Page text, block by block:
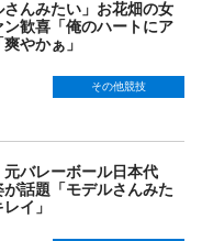
さんみたい」お花畑の女
歓喜「俺のハートにア
やかぁ」
その他競技
バレーボール日本代
話題「モデルさんみた
イ」